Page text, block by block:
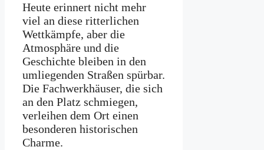
Heute erinnert nicht mehr
viel an diese ritterlichen
Wettkämpfe, aber die
Atmosphäre und die
Geschichte bleiben in den
umliegenden Straßen spürbar.
Die Fachwerkhäuser, die sich
an den Platz schmiegen,
verleihen dem Ort einen
besonderen historischen
Charme.